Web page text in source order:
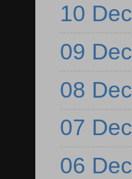
10 Dec
09 Dec
08 Dec
07 Dec
06 Dec